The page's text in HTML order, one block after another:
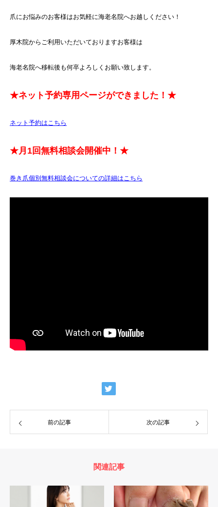
爪にお悩みのお客様はお気軽に海老名院へお越しください！
厚木院からご利用いただいておりますお客様は
海老名院へ移転後も何卒よろしくお願い致します。
★ネット予約専用ページができました！★
ネット予約はこちら
★月1回無料相談会開催中！★
巻き爪個別無料相談会についての詳細はこちら
前の記事 次の記事
関連記事